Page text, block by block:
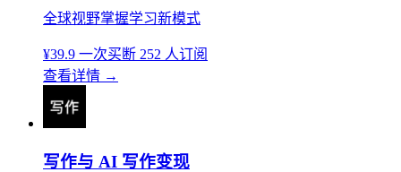
全球视野掌握学习新模式
¥39.9 一次买断 252 人订阅
查看详情 →
写作与 AI 写作变现